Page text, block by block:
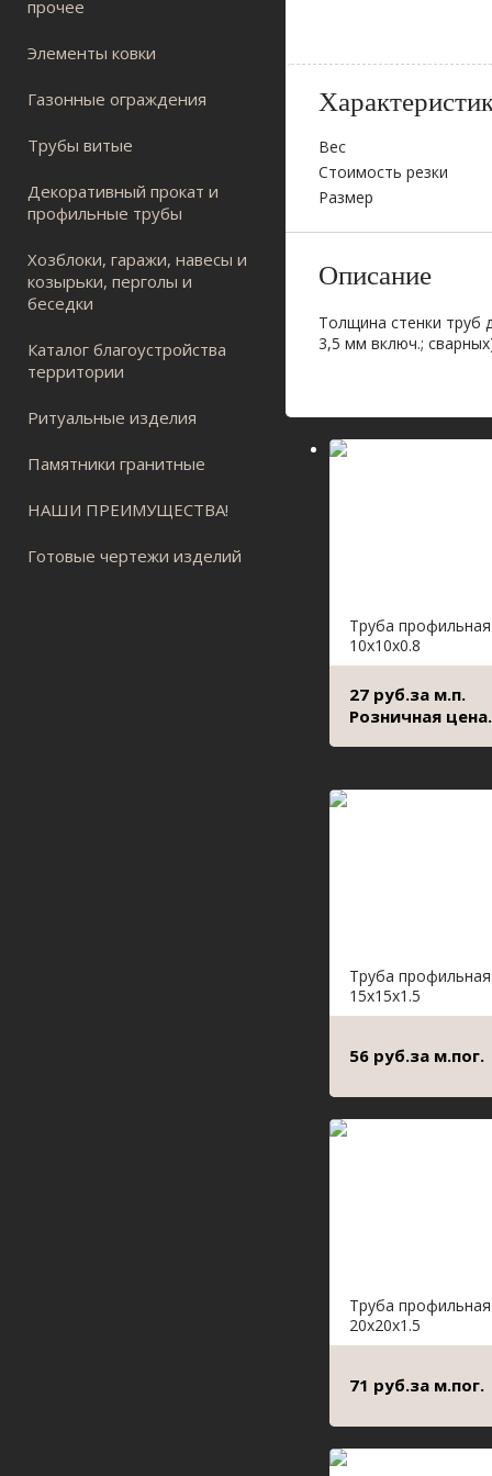
прочее
Элементы ковки
Газонные ограждения
Трубы витые
Декоративный прокат и
профильные трубы
Хозблоки, гаражи, навесы и
козырьки, перголы и
беседки
Каталог благоустройства
территории
Ритуальные изделия
Памятники гранитные
НАШИ ПРЕИМУЩЕСТВА!
Готовые чертежи изделий
Вес
Стоимость резки
Размер
Описание
Толщина стенки труб
3,5 мм включ.;
Труба профильная
10х10х0.8
27 руб.за м.п.
Розничная цена.
Труба профильная
15х15х1.5
56 руб.за м.пог.
Труба профильная
20х20х1.5
71 руб.за м.пог.